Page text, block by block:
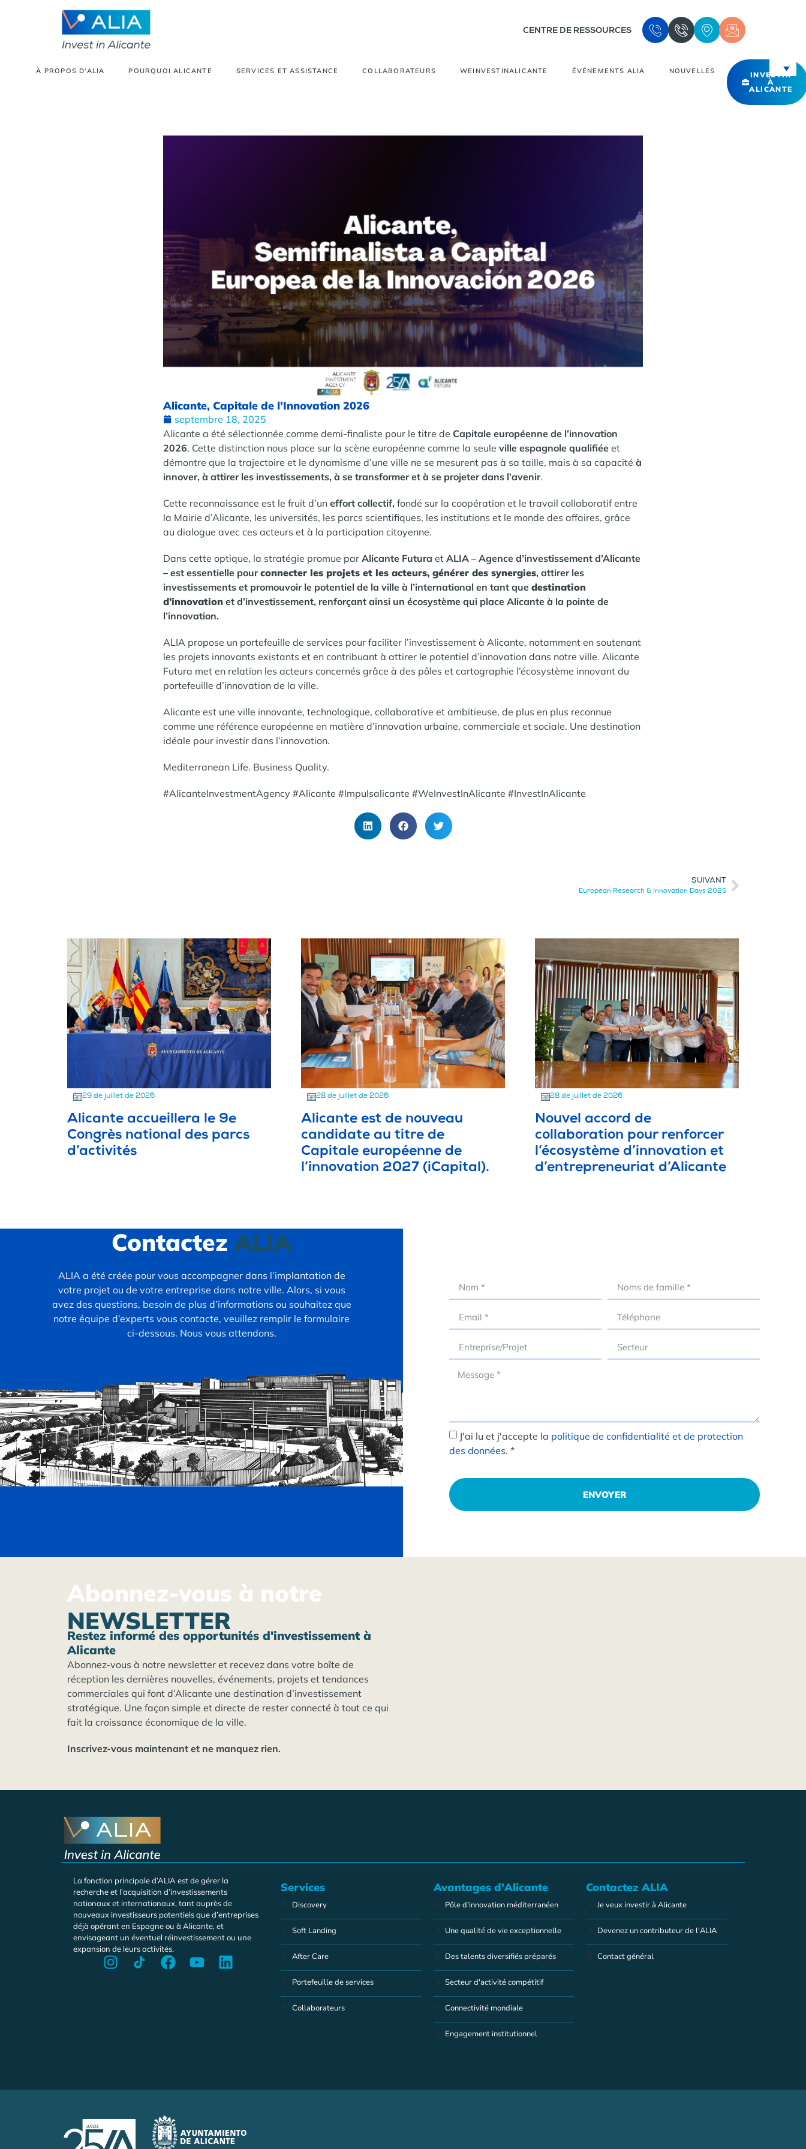
CENTRE DE RESSOURCES
À PROPOS D’ALIA POURQUOI ALICANTE SERVICES ET ASSISTANCE COLLABORATEURS WEINVESTINALICANTE ÉVÉNEMENTS ALIA NOUVELLES
INVESTIR
À
ALICANTE
Alicante, Capitale de l’Innovation 2026
septembre 18, 2025
Alicante a été sélectionnée comme demi-finaliste pour le titre de Capitale européenne de l’innovation
2026. Cette distinction nous place sur la scène européenne comme la seule ville espagnole qualifiée et
démontre que la trajectoire et le dynamisme d’une ville ne se mesurent pas à sa taille, mais à sa capacité à
innover, à attirer les investissements, à se transformer et à se projeter dans l’avenir.
Cette reconnaissance est le fruit d’un effort collectif, fondé sur la coopération et le travail collaboratif entre
la Mairie d’Alicante, les universités, les parcs scientifiques, les institutions et le monde des affaires, grâce
au dialogue avec ces acteurs et à la participation citoyenne.
Dans cette optique, la stratégie promue par Alicante Futura et ALIA – Agence d’investissement d’Alicante
– est essentielle pourconnecter les projets et les acteurs, générer des synergies, attirer les
investissements et promouvoir le potentiel de la ville à l’international en tant que destination
d’innovation et d’investissement, renforçant ainsi un écosystème qui place Alicante à la pointe de
l’innovation.
ALIA propose un portefeuille de services pour faciliter l’investissement à Alicante, notamment en soutenant
les projets innovants existants et en contribuant à attirer le potentiel d’innovation dans notre ville. Alicante
Futura met en relation les acteurs concernés grâce à des pôles et cartographie l’écosystème innovant du
portefeuille d’innovation de la ville.
Alicante est une ville innovante, technologique, collaborative et ambitieuse, de plus en plus reconnue
comme une référence européenne en matière d’innovation urbaine, commerciale et sociale. Une destination
idéale pour investir dans l’innovation.
Mediterranean Life. Business Quality.
#AlicanteInvestmentAgency #Alicante #Impulsalicante #WeInvestInAlicante #InvestInAlicante
SUIVANT
European Research & Innovation Days 2025
29 de juillet de 2026
Alicante accueillera le 9e
Congrès national des parcs
d’activités
28 de juillet de 2026
Alicante est de nouveau
candidate au titre de
Capitale européenne de
l’innovation 2027 (iCapital).
28 de juillet de 2026
Nouvel accord de
collaboration pour renforcer
l’écosystème d’innovation et
d’entrepreneuriat d’Alicante
ContactezALIA
ALIA a été créée pour vous accompagner dans l’implantation de
votre projet ou de votre entreprise dans notre ville. Alors, si vous
avez des questions, besoin de plus d’informations ou souhaitez que
notre équipe d’experts vous contacte, veuillez remplir le formulaire
ci-dessous. Nous vous attendons.
J'ai lu et j'accepte la politique de confidentialité et de protection
des données. *
ENVOYER
Abonnez-vous à notre
NEWSLETTER
Restez informé des opportunités d'investissement à
Alicante
Abonnez-vous à notre newsletter et recevez dans votre boîte de
réception les dernières nouvelles, événements, projets et tendances
commerciales qui font d’Alicante une destination d’investissement
stratégique. Une façon simple et directe de rester connecté à tout ce qui
fait la croissance économique de la ville.
Inscrivez-vous maintenant et ne manquez rien.
La fonction principale d’ALIA est de gérer la
recherche et l’acquisition d’investissements
nationaux et internationaux, tant auprès de
nouveaux investisseurs potentiels que d’entreprises
déjà opérant en Espagne ou à Alicante, et
envisageant un éventuel réinvestissement ou une
expansion de leurs activités.
Services
Discovery
Soft Landing
After Care
Portefeuille de services
Collaborateurs
Avantages d'Alicante
Pôle d'innovation méditerranéen
Une qualité de vie exceptionnelle
Des talents diversifiés préparés
Secteur d'activité compétitif
Connectivité mondiale
Engagement institutionnel
Contactez ALIA
Je veux investir à Alicante
Devenez un contributeur de l'ALIA
Contact général